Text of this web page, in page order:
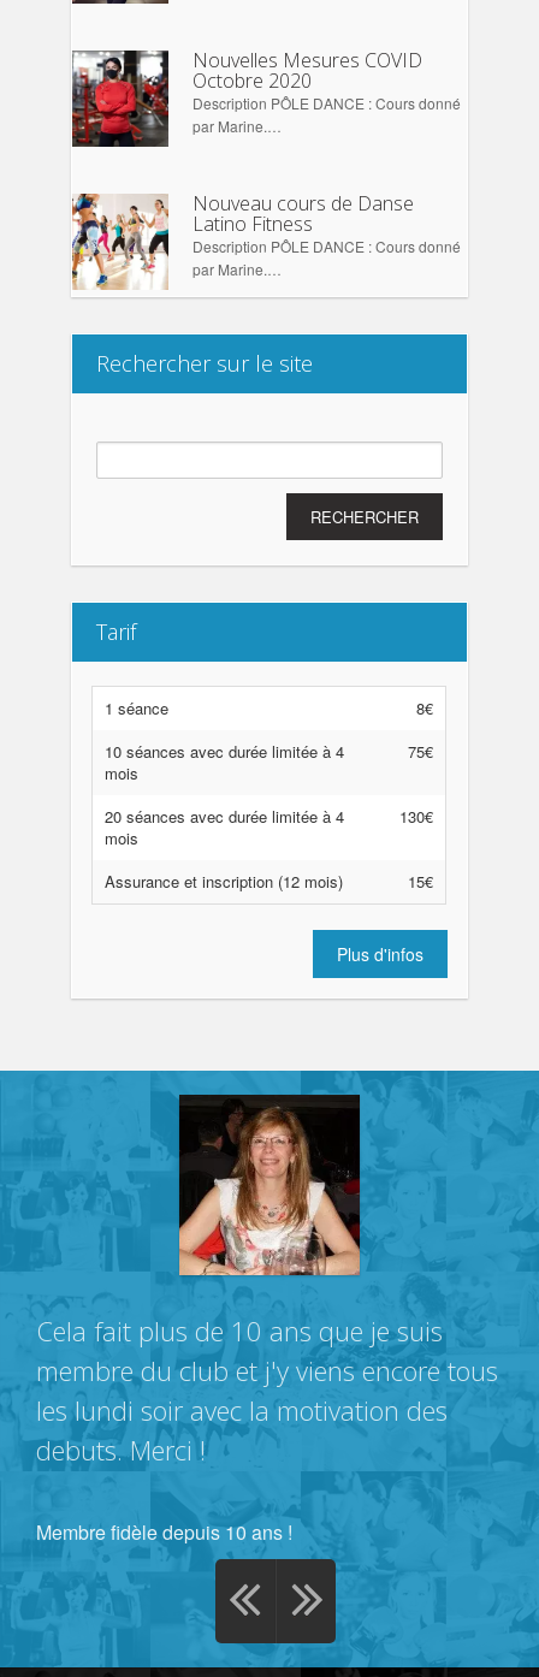
Nouvelles Mesures COVID
Octobre 2020
Description PÔLE DANCE : Cours donné
par Marine.…
Nouveau cours de Danse
Latino Fitness
Description PÔLE DANCE : Cours donné
par Marine.…
Rechercher sur le site
Rechercher :
Tarif
1 séance
8€
10 séances avec durée limitée à 4
mois
75€
20 séances avec durée limitée à 4
mois
130€
Assurance et inscription (12 mois) 15€
Plus d'infos
Cela fait plus de 10 ans que je suis
membre du club et j'y viens encore tous
les lundi soir avec la motivation des
debuts. Merci !
Membre fidèle depuis 10 ans !